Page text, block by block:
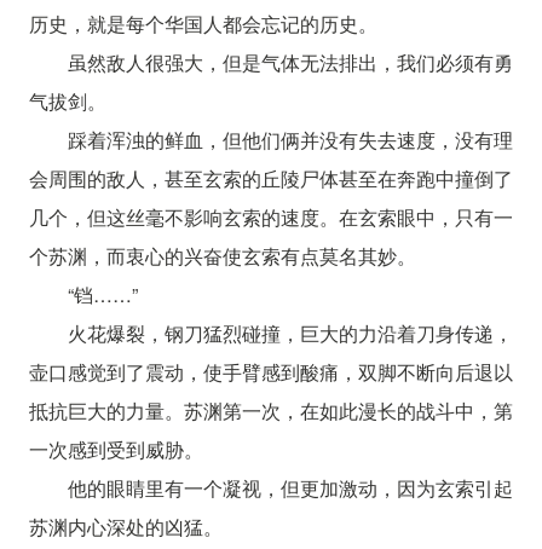
历史，就是每个华国人都会忘记的历史。
虽然敌人很强大，但是气体无法排出，我们必须有勇
气拔剑。
踩着浑浊的鲜血，但他们俩并没有失去速度，没有理
会周围的敌人，甚至玄索的丘陵尸体甚至在奔跑中撞倒了
几个，但这丝毫不影响玄索的速度。在玄索眼中，只有一
个苏渊，而衷心的兴奋使玄索有点莫名其妙。
“铛……”
火花爆裂，钢刀猛烈碰撞，巨大的力沿着刀身传递，
壶口感觉到了震动，使手臂感到酸痛，双脚不断向后退以
抵抗巨大的力量。苏渊第一次，在如此漫长的战斗中，第
一次感到受到威胁。
他的眼睛里有一个凝视，但更加激动，因为玄索引起
苏渊内心深处的凶猛。